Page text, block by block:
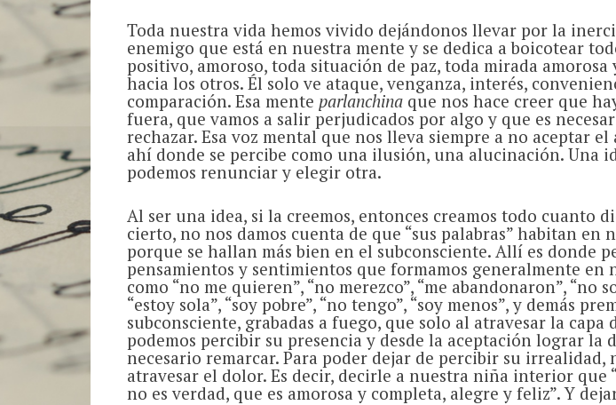
Toda nuestra vida hemos vivido dejándonos llevar por la
enemigo que está en nuestra mente y se dedica a boicotear
positivo, amoroso, toda situación de paz, toda mirada amorosa
hacia los otros. Él solo ve ataque, venganza, interés,
comparación. Esa mente parlanchinaque nos hace creer que
fuera, que vamos a salir perjudicados por algo y que es
rechazar. Esa voz mental que nos lleva siempre a no aceptar el
ahí donde se percibe como una ilusión, una alucinación. Una
podemos renunciar y elegir otra.
Al ser una idea, si la creemos, entonces creamos todo cuanto
cierto, no nos damos cuenta de que “sus palabras” habitan en
porque se hallan más bien en el subconsciente. Allí es donde
pensamientos y sentimientos que formamos generalmente en
como “no me quieren”, “no merezco”, “me abandonaron”, “no
“estoy sola”, “soy pobre”, “no tengo”, “soy menos”, y demás
subconsciente, grabadas a fuego, que solo al atravesar la
podemos percibir su presencia y desde la aceptación lograr la
necesario remarcar. Para poder dejar de percibir su irrealidad,
atravesar el dolor. Es decir, decirle a nuestra niña interior que
no es verdad, que es amorosa y completa, alegre y feliz”. Y